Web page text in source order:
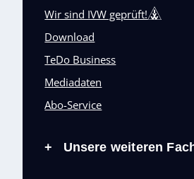
Wir sind IVW geprüft!
Download
TeDo Business
Mediadaten
Abo-Service
+ Unsere weiteren